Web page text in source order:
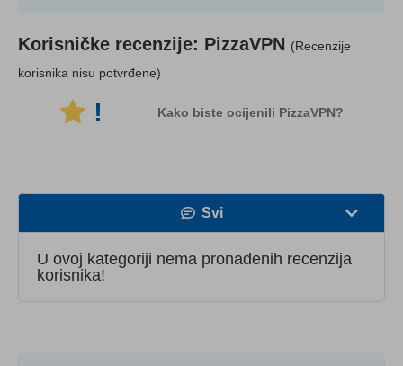
Korisničke recenzije: PizzaVPN (Recenzije
korisnika nisu potvrđene)
! Kako biste ocijenili PizzaVPN?
Svi
U ovoj kategoriji nema pronađenih recenzija
korisnika!